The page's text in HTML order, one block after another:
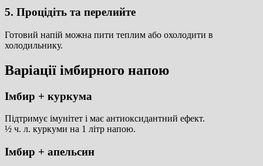
5. Процідіть та перелийте
Готовий напій можна пити теплим або охолодити в
холодильнику.
Варіації імбирного напою
Імбир + куркума
Підтримує імунітет і має антиоксидантний ефект.
½ ч. л. куркуми на 1 літр напою.
Імбир + апельсин